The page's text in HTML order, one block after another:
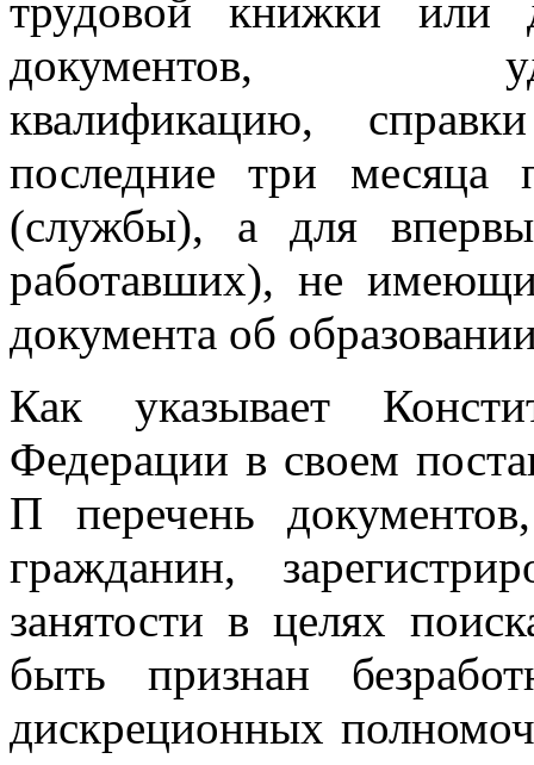
трудовой книжки или
документов,
квалификацию,
последние три месяца
(службы), а для
работавших), не
документа об
Как указывает
Федерации в своем
П перечень
гражданин,
занятости в целях
быть признан
дискреционных